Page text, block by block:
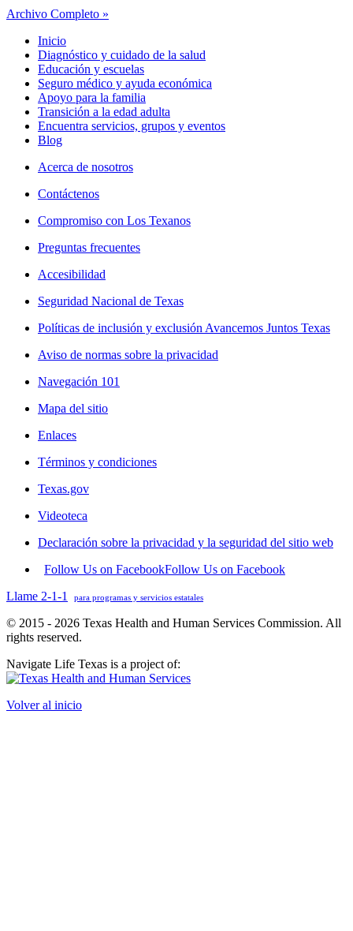
Archivo Completo »
Inicio
Diagnóstico y cuidado de la salud
Educación y escuelas
Seguro médico y ayuda económica
Apoyo para la familia
Transición a la edad adulta
Encuentra servicios, grupos y eventos
Blog
Acerca de nosotros
Contáctenos
Compromiso con Los Texanos
Preguntas frecuentes
Accesibilidad
Seguridad Nacional de Texas
Políticas de inclusión y exclusión Avancemos Juntos Texas
Aviso de normas sobre la privacidad
Navegación 101
Mapa del sitio
Enlaces
Términos y condiciones
Texas.gov
Videoteca
Declaración sobre la privacidad y la seguridad del sitio web
Follow Us on FacebookFollow Us on Facebook
Llame 2-1-1
para programas y servicios estatales
© 2015 - 2026 Texas Health and Human Services Commission. All
rights reserved.
Navigate Life Texas is a project of:
Volver al inicio